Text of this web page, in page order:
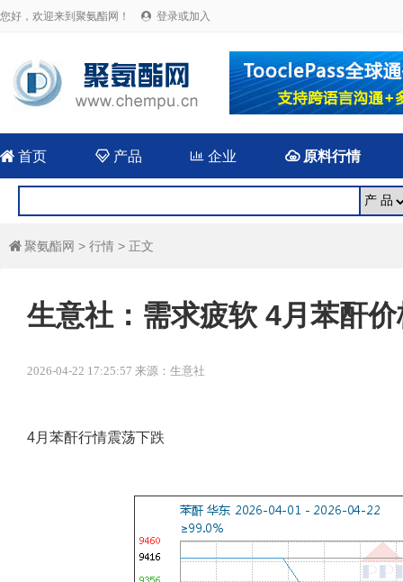
您好，欢迎来到聚氨酯网！  登录或加入
 首页 产品  企业 原料行情
 聚氨酯网 > 行情 > 正文
生意社：需求疲软 4月苯酐
2026-04-22 17:25:57 来源：生意社
4月苯酐行情震荡下跌